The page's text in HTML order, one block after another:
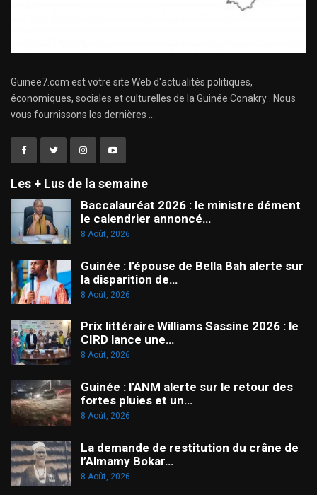
Guinee7.com est votre site Web d'actualités politiques,
économiques, sociales et culturelles de la Guinée Conakry . Nous
vous fournissons les dernières ...
Les + Lus de la semaine
Baccalauréat 2026 : le ministre dément
le calendrier annoncé…
8 Août, 2026
Guinée : l’épouse de Bella Bah alerte sur
la disparition de…
8 Août, 2026
Prix littéraire Williams Sassine 2026 : le
CIRD lance une…
8 Août, 2026
Guinée : l’ANM alerte sur le retour des
fortes pluies et un…
8 Août, 2026
La demande de restitution du crâne de
l’Almamy Bokar…
8 Août, 2026